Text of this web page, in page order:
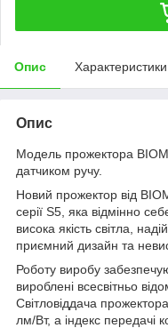
Опис Характеристики
Опис
Модель прожектора
датчиком ручу.
Новий прожектор від
серії S5, яка відмінно
висока якість світла,
приємний дизайн та
Роботу виробу
вироблені всесвітньо
Світловіддача
лм/Вт, а індекс передачі